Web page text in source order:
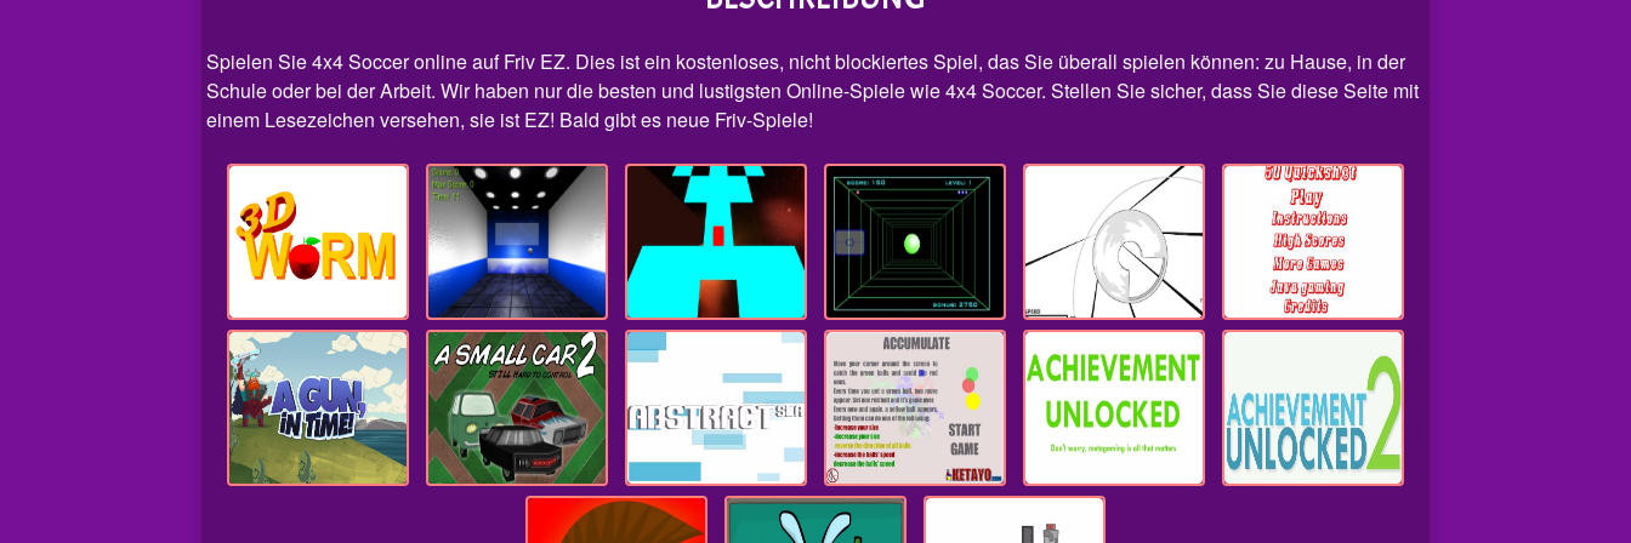
Spielen Sie 4x4 Soccer online auf Friv EZ. Dies ist ein kostenloses, nicht blockiertes Spiel, das Sie überall spielen können: zu Hause, in der
Schule oder bei der Arbeit. Wir haben nur die besten und lustigsten Online-Spiele wie 4x4 Soccer. Stellen Sie sicher, dass Sie diese Seite mit
einem Lesezeichen versehen, sie ist EZ! Bald gibt es neue Friv-Spiele!